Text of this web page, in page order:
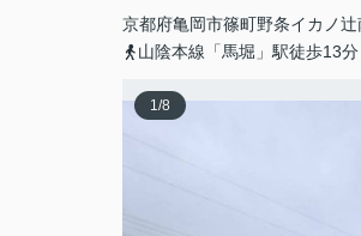
京都府亀岡市篠町野条イカノ辻
山陰本線「馬堀」駅徒歩13分
1/8